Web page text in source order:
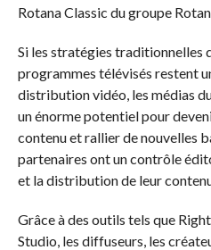
Rotana Classic du groupe
Si les stratégies traditionnelles
programmes télévisés restent
distribution vidéo, les médias
un énorme potentiel pour
contenu et rallier de nouvelles
partenaires ont un contrôle
et la distribution de leur
Grâce à des outils tels que
Studio, les diffuseurs, les